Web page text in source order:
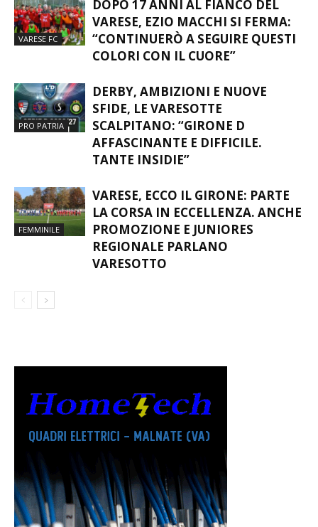
VARESE FC
DOPO 17 ANNI AL FIANCO DEL
VARESE, EZIO MACCHI SI FERMA:
“CONTINUERÒ A SEGUIRE QUESTI
COLORI CON IL CUORE”
PRO PATRIA
DERBY, AMBIZIONI E NUOVE
SFIDE, LE VARESOTTE
SCALPITANO: “GIRONE D
AFFASCINANTE E DIFFICILE.
TANTE INSIDIE”
FEMMINILE
VARESE, ECCO IL GIRONE: PARTE
LA CORSA IN ECCELLENZA. ANCHE
PROMOZIONE E JUNIORES
REGIONALE PARLANO
VARESOTTO